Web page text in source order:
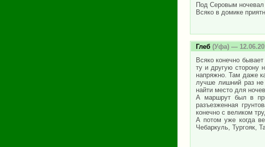
Под Серовым
Всяко в домике
Глеб (Уфа) —
Всяко конечно
ту и другую сторону
напряжно. Там даже
лучше лишний раз не
найти место для
А маршрут был в
разъезженная
конечно с великом
А потом уже когда
Чебаркуль, Тургояк,